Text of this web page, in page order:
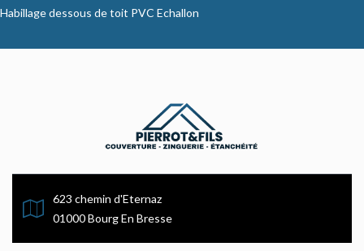
Habillage dessous de toit PVC Echallon
623 chemin d'Eternaz
01000 Bourg En Bresse